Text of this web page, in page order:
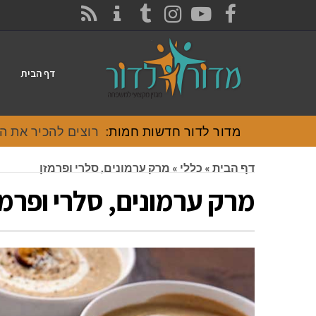
FACEBOOK
YOUTUBE
INSTAGRAM
TUMBLR
דף הבית
מדור לדור חדשות חמות: רוצים להכיר את
דף הבית » כללי » מרק ערמונים, סלרי ופרמזן
מרק ערמונים, סלרי